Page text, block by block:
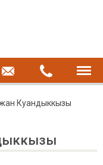
Куандыккызы